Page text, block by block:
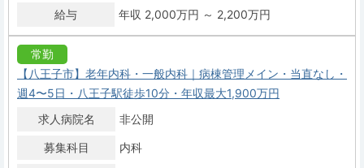
給与 年収 2,000万円 ～ 2,200万円
常勤
【八王子市】老年内科・一般内科｜病棟管理メイン・当直なし・
週4〜5日・八王子駅徒歩10分・年収最大1,900万円
求人病院名
非公開
募集科目 内科